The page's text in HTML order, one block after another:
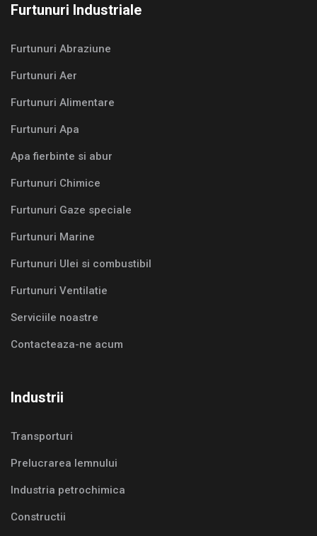
Furtunuri Industriale
Furtunuri Abraziune
Furtunuri Aer
Furtunuri Alimentare
Furtunuri Apa
Apa fierbinte si abur
Furtunuri Chimice
Furtunuri Gaze speciale
Furtunuri Marine
Furtunuri Ulei si combustibil
Furtunuri Ventilatie
Serviciile noastre
Contacteaza-ne acum
Industrii
Transporturi
Prelucrarea lemnului
Industria petrochimica
Constructii